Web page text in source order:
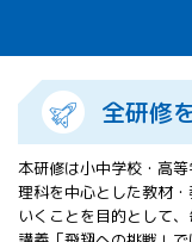
全研修
本研修は小中学校・高
理科を中心とした教材
いくことを目的として、